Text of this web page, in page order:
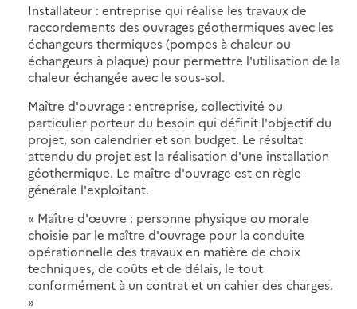
Installateur : entreprise qui réalise les travaux de
raccordements des ouvrages géothermiques avec les
échangeurs thermiques (pompes à chaleur ou
échangeurs à plaque) pour permettre l'utilisation de la
chaleur échangée avec le sous-sol.
Maître d'ouvrage : entreprise, collectivité ou
particulier porteur du besoin qui définit l'objectif du
projet, son calendrier et son budget. Le résultat
attendu du projet est la réalisation d'une installation
géothermique. Le maître d'ouvrage est en règle
générale l'exploitant.
« Maître d'œuvre : personne physique ou morale
choisie par le maître d'ouvrage pour la conduite
opérationnelle des travaux en matière de choix
techniques, de coûts et de délais, le tout
conformément à un contrat et un cahier des charges.
»